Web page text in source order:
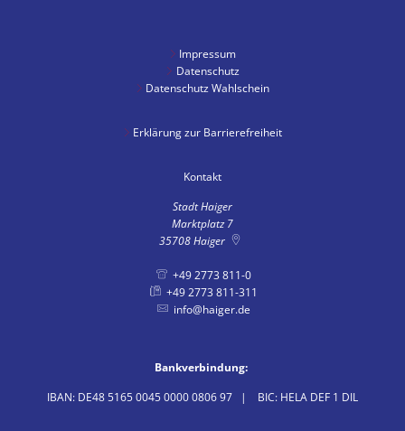
Impressum
Datenschutz
Datenschutz Wahlschein
Erklärung zur Barrierefreiheit
Kontakt
Stadt Haiger
Marktplatz 7
35708 Haiger
+49 2773 811-0
+49 2773 811-311
info@haiger.de
Bankverbindung:
IBAN: DE48 5165 0045 0000 0806 97 | BIC: HELA DEF 1 DIL